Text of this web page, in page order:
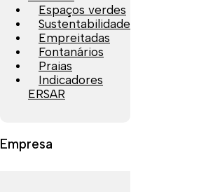
Espaços verdes
Sustentabilidade
Empreitadas
Fontanários
Praias
Indicadores
ERSAR
Empresa